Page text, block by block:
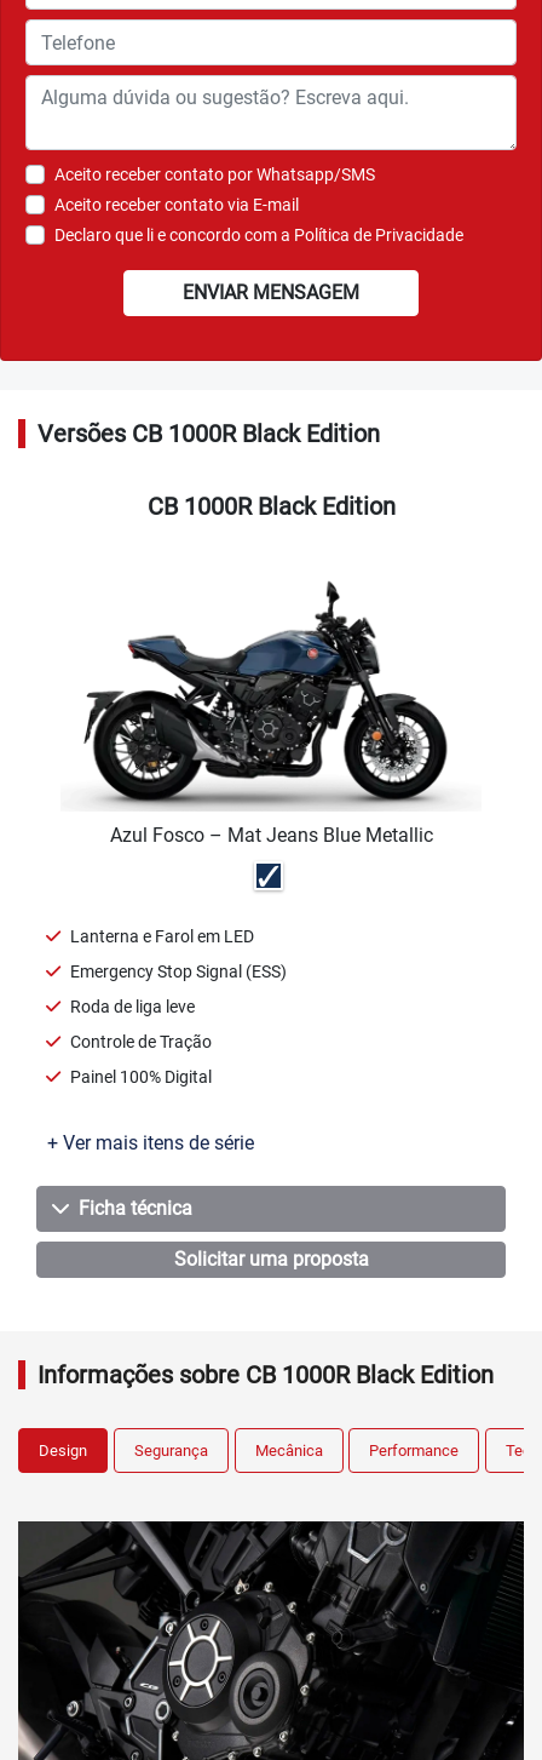
Aceito receber contato por Whatsapp/SMS
Aceito receber contato via E-mail
Declaro que li e concordo com a Política de Privacidade
ENVIAR MENSAGEM
Versões CB 1000R Black Edition
CB 1000R Black Edition
Azul Fosco – Mat Jeans Blue Metallic
Lanterna e Farol em LED
Emergency Stop Signal (ESS)
Roda de liga leve
Controle de Tração
Painel 100% Digital
+ Ver mais itens de série
Ficha técnica
Solicitar uma proposta
Informações sobre CB 1000R Black Edition
Design Segurança Mecânica Performance